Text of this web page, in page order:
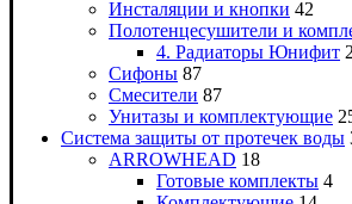
Инсталяции и кнопки 42
Полотенцесушители и
4. Радиаторы Юнифит
Сифоны 87
Смесители 87
Унитазы и комплектующие
Система защиты от протечек воды
ARROWHEAD 18
Готовые комплекты 4